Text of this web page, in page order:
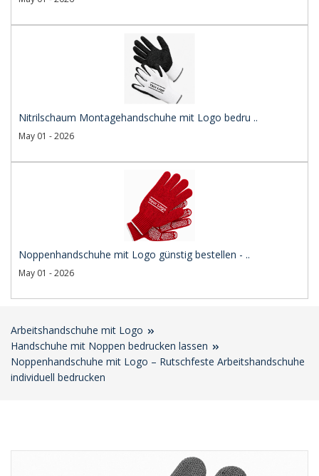
Nitrilschaum Montagehandschuhe mit Logo bedru ..
May 01 - 2026
Noppenhandschuhe mit Logo günstig bestellen - ..
May 01 - 2026
Arbeitshandschuhe mit Logo
Handschuhe mit Noppen bedrucken lassen
Noppenhandschuhe mit Logo – Rutschfeste Arbeitshandschuhe
individuell bedrucken